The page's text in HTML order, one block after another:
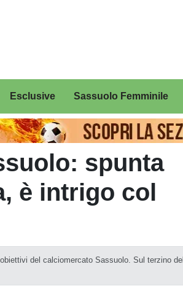
Esclusive Sassuolo Femminile
spunta
è intrigo col
del calciomercato Sassuolo. Sul terzino del